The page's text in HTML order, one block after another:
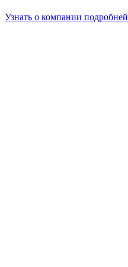
Узнать о компании подробней